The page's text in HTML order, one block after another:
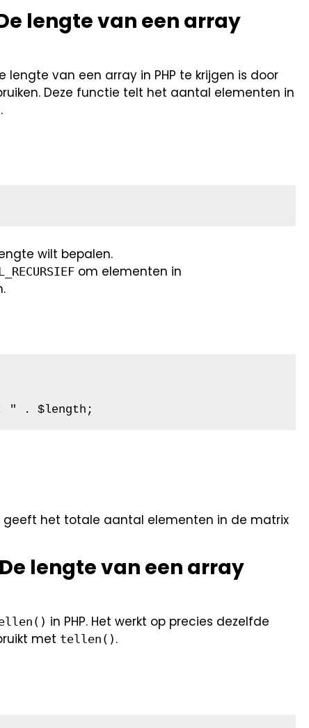
lengte van een array
van een array in PHP te krijgen is door
Deze functie telt het aantal elementen in
wilt bepalen.
om elementen in
" . $length;
het totale aantal elementen in de matrix
De lengte van een array
in PHP. Het werkt op precies dezelfde
met tellen() .